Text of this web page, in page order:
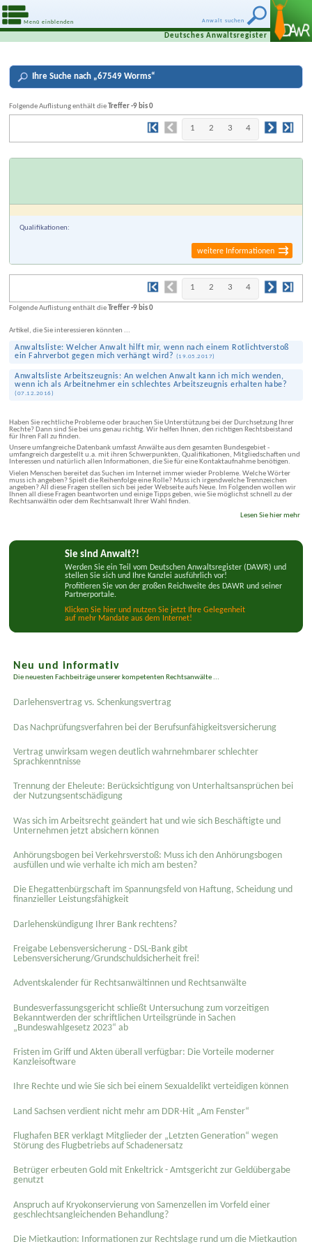
Anwalt suchen
Menü einblenden
Deutsches Anwaltsregister
IhreSuche nach „67549 Worms“
Folgende Auflistung enthält die Treffer -9 bis 0
1 2 3 4
Qualifikationen:
weitere Informationen
1 2 3 4
Folgende Auflistung enthält die Treffer -9 bis 0
Artikel, die Sie interessieren könnten ...
Anwaltsliste: Welcher Anwalt hilft mir, wenn nach einem Rotlichtverstoß
ein Fahrverbot gegen mich verhängt wird? ( 19.05.2017)
Anwaltsliste Arbeitszeugnis: An welchen Anwalt kann ich mich wenden,
wenn ich als Arbeitnehmer ein schlechtes Arbeitszeugnis erhalten habe?
( 07.12.2016)
Haben Sie rechtliche Probleme oder brauchen Sie Unterstützung bei der Durchsetzung Ihrer
Rechte? Dann sind Sie bei uns genau richtig. Wir helfen Ihnen, den richtigen Rechtsbeistand
für Ihren Fall zu finden.
Unsere umfangreiche Datenbank umfasst Anwälte aus dem gesamten Bundesgebiet -
umfangreich dargestellt u.a. mit ihren Schwerpunkten, Qualifikationen, Mitgliedschaften und
Interessen und natürlich allen Informationen, die Sie für eine Kontaktaufnahme benötigen.
Vielen Menschen bereitet das Suchen im Internet immer wieder Probleme. Welche Wörter
muss ich angeben? Spielt die Reihenfolge eine Rolle? Muss ich irgendwelche Trennzeichen
angeben? All diese Fragen stellen sich bei jeder Webseite aufs Neue. Im Folgenden wollen wir
Ihnen all diese Fragen beantworten und einige Tipps geben, wie Sie möglichst schnell zu der
Rechtsanwältin oder dem Rechtsanwalt Ihrer Wahl finden.
Lesen Sie hier mehr
Sie sind Anwalt?!
Werden Sie ein Teil vom Deutschen Anwaltsregister (DAWR) und
stellen Sie sich und Ihre Kanzlei ausführlich vor!
Profitieren Sie von der großen Reichweite des DAWR und seiner
Partnerportale.
Klicken Sie hier und nutzen Sie jetzt Ihre Gelegenheit
auf mehr Mandate aus dem Internet!
Neu und informativ
Die neuesten Fachbeiträge unserer kompetenten Rechtsanwälte ...
Darlehensvertrag vs. Schenkungsvertrag
Das Nachprüfungsverfahren bei der Berufsunfähigkeitsversicherung
Vertrag unwirksam wegen deutlich wahrnehmbarer schlechter
Sprachkenntnisse
Trennung der Eheleute: Berücksichtigung von Unterhaltsansprüchen bei
der Nutzungsentschädigung
Was sich im Arbeitsrecht geändert hat und wie sich Beschäftigte und
Unternehmen jetzt absichern können
Anhörungsbogen bei Verkehrsverstoß: Muss ich den Anhörungsbogen
ausfüllen und wie verhalte ich mich am besten?
Die Ehegattenbürgschaft im Spannungsfeld von Haftung, Scheidung und
finanzieller Leistungsfähigkeit
Darlehenskündigung Ihrer Bank rechtens?
Freigabe Lebensversicherung - DSL-Bank gibt
Lebensversicherung/Grundschuldsicherheit frei!
Adventskalender für Rechtsanwältinnen und Rechtsanwälte
Bundesverfassungsgericht schließt Untersuchung zum vorzeitigen
Bekanntwerden der schriftlichen Urteilsgründe in Sachen
„Bundeswahlgesetz 2023“ ab
Fristen im Griff und Akten überall verfügbar: Die Vorteile moderner
Kanzleisoftware
Ihre Rechte und wie Sie sich bei einem Sexual­delikt verteidigen können
Land Sachsen verdient nicht mehr am DDR-Hit „Am Fenster“
Flughafen BER verklagt Mitglieder der „Letzten Generation“ wegen
Störung des Flugbetriebs auf Schadenersatz
Betrüger erbeuten Gold mit Enkeltrick - Amtsgericht zur Geldübergabe
genutzt
Anspruch auf Kryokonservierung von Samenzellen im Vorfeld einer
geschlechtsangleichenden Behandlung?
Die Mietkaution: Informationen zur Rechtslage rund um die Mietkaution